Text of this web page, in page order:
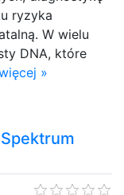
ryzyka
W wielu
DNA​, które
»